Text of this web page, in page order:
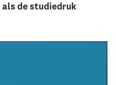
als de studiedruk